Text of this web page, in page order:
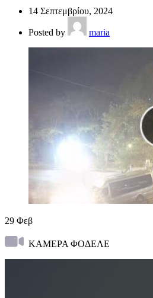
14 Σεπτεμβρίου, 2024
Posted by maria
29 Φεβ
ΚΑΜΕΡΑ ΦΟΔΕΛΕ